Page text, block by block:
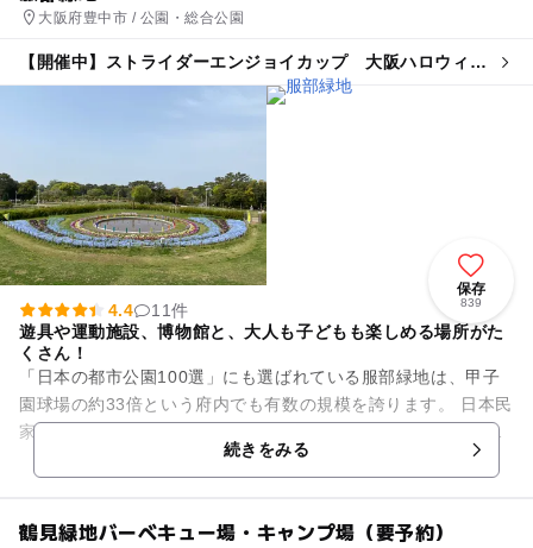
大阪府豊中市 / 公園・総合公園
【開催中】ストライダーエンジョイカップ 大阪ハロウィン
保存
839
4.4
11件
遊具や運動施設、博物館と、大人も子どもも楽しめる場所がた
くさん！
「日本の都市公園100選」にも選ばれている服部緑地は、甲子
園球場の約33倍という府内でも有数の規模を誇ります。 日本民
家集落博物館、都市緑化植物園、野外音楽堂、陸上競技場、乗
続きをみる
鶴見緑地バーベキュー場・キャンプ場（要予約）